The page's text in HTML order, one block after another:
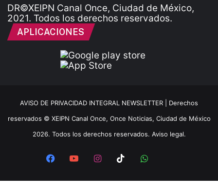
DR©XEIPN Canal Once, Ciudad de México,
2021. Todos los derechos reservados.
APLICACIONES
AVISO DE PRIVACIDAD INTEGRAL NEWSLETTER | Derechos
reservados © XEIPN Canal Once, Once Noticias, Ciudad de México
2026. Todos los derechos reservados. Aviso legal.
FacebookYouTubeInstagram
TikTokWhatsApp